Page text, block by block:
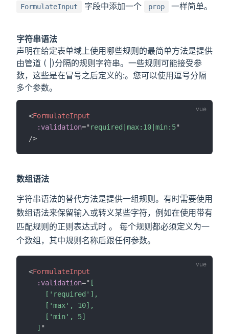
FormulateInput 字段中添加一个 prop 一样简单。
字符串语法
声明在给定表单域上使用哪些规则的最简单方法是提供
由管道 ( |)分隔的规则字符串。一些规则可能接受参
数，这些是在冒号之后定义的:。您可以使用逗号分隔
多个参数。
<FormulateInput
:validation=" required|max:10|min:5"
/>
数组语法
字符串语法的替代方法是提供一组规则。有时需要使用
数组语法来保留输入或转义某些字符，例如在使用带有
匹配规则的正则表达式时 。 每个规则都必须定义为一
个数组，其中规则名称后跟任何参数。
<FormulateInput
:validation=" [
    ['required'],
    ['max', 10],
    ['min', 5]
  ]
"